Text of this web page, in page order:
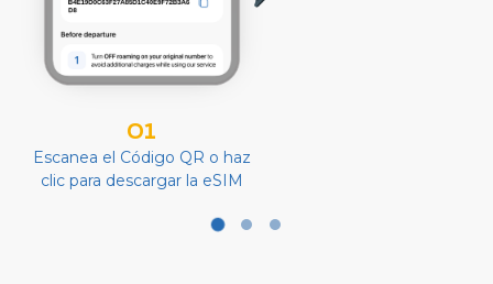
01
Escanea el Código QR o haz
clic para descargar la eSIM